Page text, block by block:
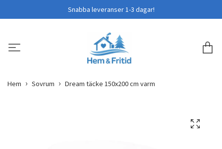
Snabba leveranser 1-3 dagar!
Hem Sovrum Dream täcke 150x200 cm varm